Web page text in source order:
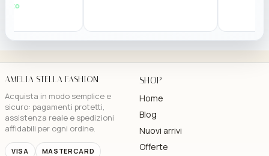
AMELIA STELLA FASHION
Acquista in modo semplice e
sicuro: pagamenti protetti,
assistenza reale e spedizioni
affidabili per ogni ordine.
VISA
MASTERCARD
SHOP
Home
Blog
Nuovi arrivi
Offerte